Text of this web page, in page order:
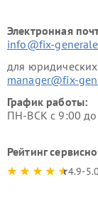
Электронная
info@fix-
для
manager@fix-
График работы:
ПН-ВСК с 9:00
Рейтинг
4.9-5.0